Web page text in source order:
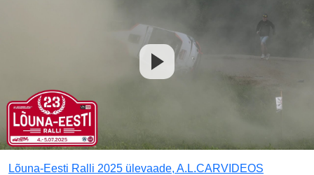
Lõuna-Eesti Ralli 2025 ülevaade, A.L.CARVIDEOS